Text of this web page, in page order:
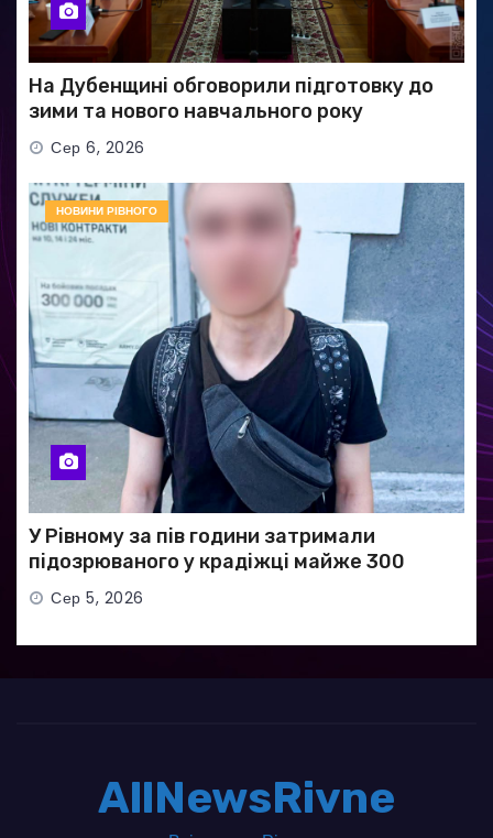
На Дубенщині обговорили підготовку до
зими та нового навчального року
Сер 6, 2026
НОВИНИ РІВНОГО
У Рівному за пів години затримали
підозрюваного у крадіжці майже 300
тисяч гривень
Сер 5, 2026
AllNewsRivne